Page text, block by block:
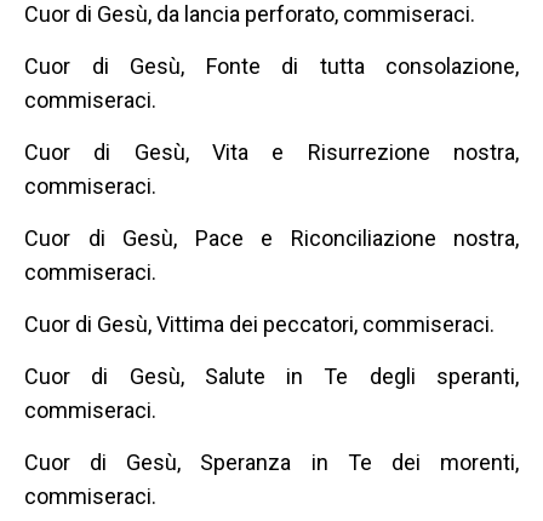
Cuor di Gesù, da lancia perforato, commiseraci.
Cuor di Gesù, Fonte di tutta consolazione,
commiseraci.
Cuor di Gesù, Vita e Risurrezione nostra,
commiseraci.
Cuor di Gesù, Pace e Riconciliazione nostra,
commiseraci.
Cuor di Gesù, Vittima dei peccatori, commiseraci.
Cuor di Gesù, Salute in Te degli speranti,
commiseraci.
Cuor di Gesù, Speranza in Te dei morenti,
commiseraci.